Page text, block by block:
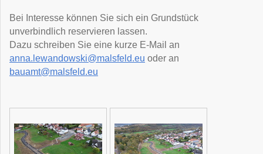
Bei Interesse können Sie sich ein Grundstück
unverbindlich reservieren lassen.
Dazu schreiben Sie eine kurze E-Mail an
anna.lewandowski@malsfeld.eu oder an
bauamt@malsfeld.eu